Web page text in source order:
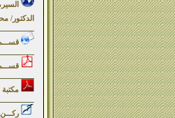
الدكتور/